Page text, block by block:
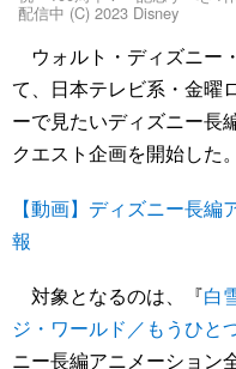
配信中 (C) 2023 Disney
ウォルト・ディズニー
て、日本テレビ系・金曜
ーで見たいディズニー長
クエスト企画を開始した。
【動画】ディズニー長
報
対象となるのは、『白
ジ・ワールド／もうひと
ニー長編アニメーション